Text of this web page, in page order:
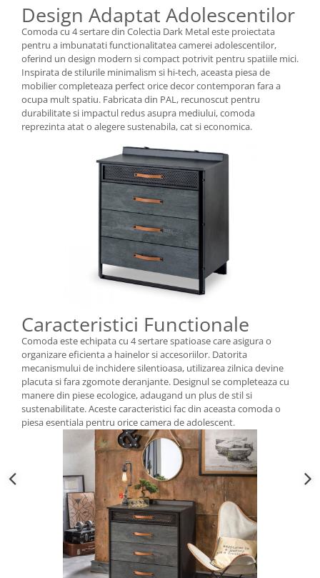
Design Adaptat Adolescentilor
Comoda cu 4 sertare din Colectia Dark Metal este proiectata
pentru a imbunatati functionalitatea camerei adolescentilor,
oferind un design modern si compact potrivit pentru spatiile mici.
Inspirata de stilurile minimalism si hi-tech, aceasta piesa de
mobilier completeaza perfect orice decor contemporan fara a
ocupa mult spatiu. Fabricata din PAL, recunoscut pentru
durabilitate si impactul redus asupra mediului, comoda
reprezinta atat o alegere sustenabila, cat si economica.
Caracteristici Functionale
Comoda este echipata cu 4 sertare spatioase care asigura o
organizare eficienta a hainelor si accesoriilor. Datorita
mecanismului de inchidere silentioasa, utilizarea zilnica devine
placuta si fara zgomote deranjante. Designul se completeaza cu
manere din piese ecologice, adaugand un plus de stil si
sustenabilitate. Aceste caracteristici fac din aceasta comoda o
piesa esentiala pentru orice camera de adolescent.